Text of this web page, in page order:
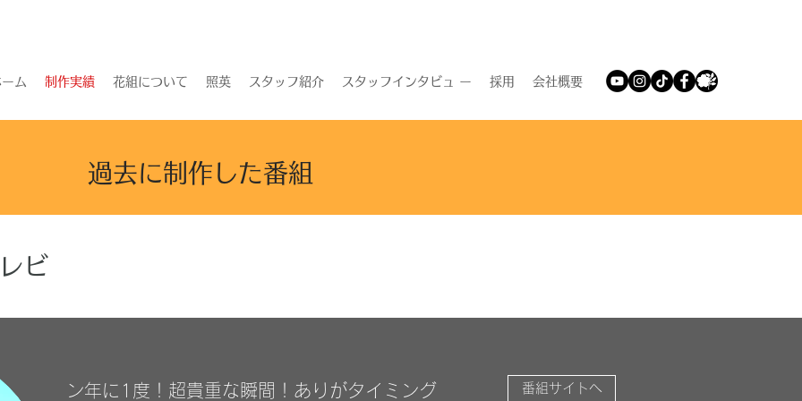
ム 制作実績 花組について 照英 スタッフ紹介 スタッフインタビュ ー 採用 会社概要
過去に制作した番組
ビ
ン年に1度！超貴重な瞬間！ありがタイミング 番組サイトへ